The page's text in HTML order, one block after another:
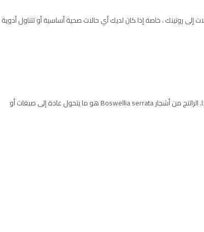
، خاصة إذا كان لديك أي حالات صحية أساسية أو تتناول أدوية
غالباً ما يستخدم Boswellia ، المعروف باسم اللبان ، في طب الايورفيدا. الراتنج من أشجار Boswellia serrata هو ما يتحول عادة إلى صبغات أو